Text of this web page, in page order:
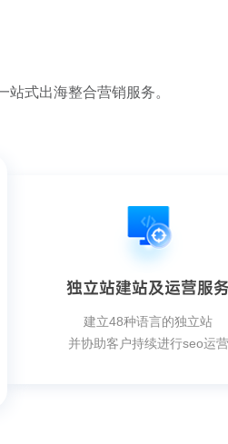
式出海整合营销服务。
独立站建站及运营服务
建立48种语言的独立站
并协助客户持续进行seo运营